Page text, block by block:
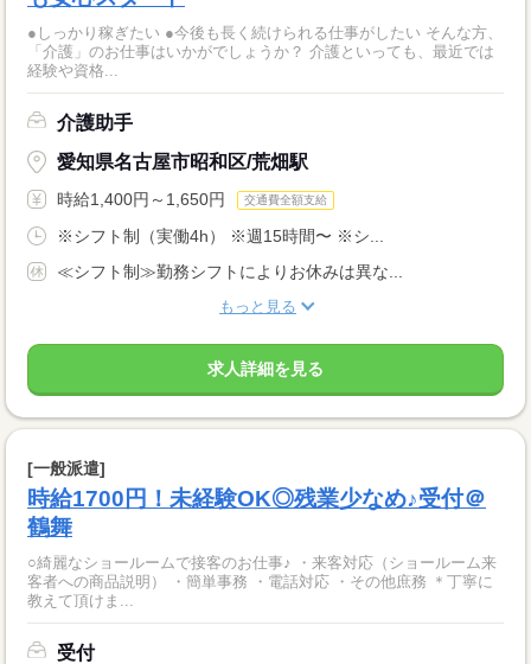
●しっかり稼ぎたい ●今後も長く続けられる仕事がしたい そんな方、
「介護」のお仕事はいかがでしょうか？ 介護といっても、最近では
経験や資格...
介護助手
愛知県名古屋市昭和区/荒畑駅
時給1,400円～1,650円 交通費全額支給
※シフト制（実働4h） ※週15時間〜 ※シ...
≪シフト制≫勤務シフトによりお休みは異な...
もっと見る
求人詳細を見る
[一般派遣]
時給1700円！未経験OK◎残業少なめ♪受付＠
鶴舞
○綺麗なショールームで接客のお仕事♪ ・来客対応（ショールーム来
客者への商品説明） ・簡単事務 ・電話対応 ・その他庶務 ＊丁寧に
教えて頂けま...
受付